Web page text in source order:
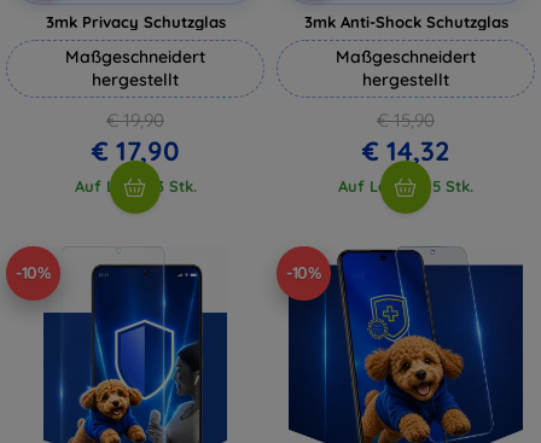
3mk Privacy Schutzglas
Maßgeschneidert
hergestellt
€ 19,90
€ 17,90
Auf Lager 3 Stk.
3mk Anti-Shock Schutzglas
Maßgeschneidert
hergestellt
€ 15,90
€ 14,32
Auf Lager > 5 Stk.
-10% -10%